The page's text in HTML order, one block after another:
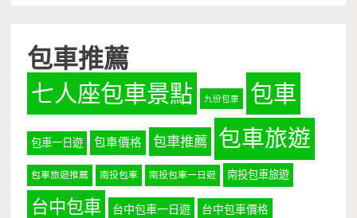
包車推薦
七人座包車景點 九份包車 包車
包車一日遊 包車價格 包車推薦 包車旅遊
包車旅遊推薦 南投包車 南投包車一日遊 南投包車旅遊
台中包車 台中包車一日遊 台中包車價格